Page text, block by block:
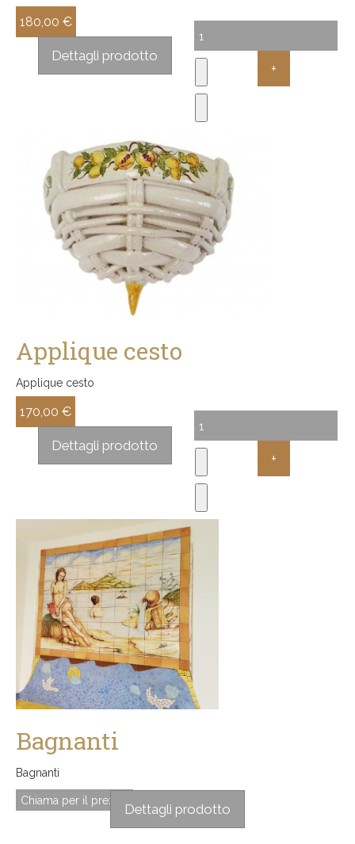
180,00 €
Dettagli prodotto
Applique cesto
Applique cesto
170,00 €
Dettagli prodotto
Bagnanti
Bagnanti
Chiama per il prezzo
Dettagli prodotto